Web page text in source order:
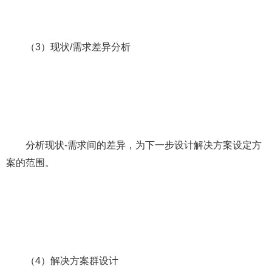
（3）现状/需求差异分析
分析现状-需求间的差异，为下一步设计解决方案设定方
案的范围。
（4）解决方案群设计